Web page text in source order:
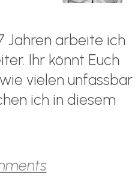
Jahren arbeite ich
Ihr könnt Euch
vielen unfassbar
ich in diesem